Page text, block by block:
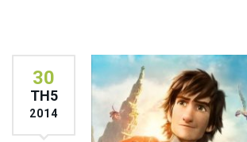
30
TH5
2014